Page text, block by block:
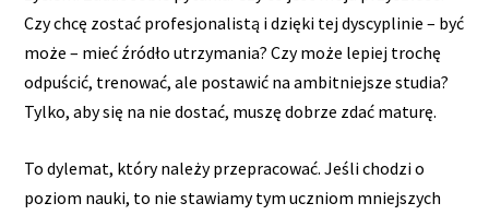
Czy chcę zostać profesjonalistą i dzięki tej dyscyplinie – być
może – mieć źródło utrzymania? Czy może lepiej trochę
odpuścić, trenować, ale postawić na ambitniejsze studia?
Tylko, aby się na nie dostać, muszę dobrze zdać maturę.
To dylemat, który należy przepracować. Jeśli chodzi o
poziom nauki, to nie stawiamy tym uczniom mniejszych